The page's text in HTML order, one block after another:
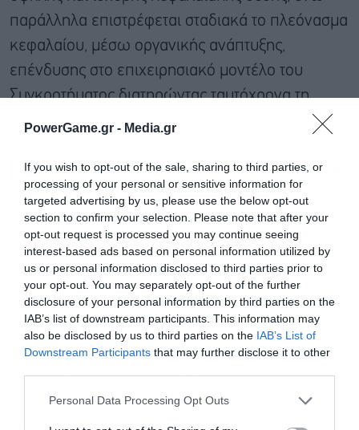
PowerGame.gr - Media.gr
If you wish to opt-out of the sale, sharing to third parties, or
processing of your personal or sensitive information for
targeted advertising by us, please use the below opt-out
section to confirm your selection. Please note that after your
opt-out request is processed you may continue seeing
interest-based ads based on personal information utilized by
us or personal information disclosed to third parties prior to
your opt-out. You may separately opt-out of the further
disclosure of your personal information by third parties on the
IAB’s list of downstream participants. This information may
also be disclosed by us to third parties on the IAB’s List of
Downstream Participants that may further disclose it to other
Personal Data Processing Opt Outs
παράλληλα επιστρέφεται σταδιακά το πλεόνασμα
κεφαλαίου, μέσω οργανικής ανάπτυξης,
επένδυσης στο επιχειρησιακό μοντέλο του
Συγκροτήματος διατηρώντας ταυτόχρονα τη
στρατηγική ευελιξία.
Τα έσοδα τόκων και προμηθειών
Η Διοίκηση της Τρ. Κύπρου είπε ότι τα καθαρά
έσοδα από τόκους για το α’ τρίμηνο 2026
ανήλθαν σε 181 εκατ. ευρώ, σε σύγκριση με
€186 εκατ. για το α’ τρίμηνο 2025 μειωμένα κατά
3% σε ετήσια βάση και με €183 εκατ. για το δ’
τρίμηνο 2025 , περίπου στα ίδια επίπεδα σε
τριμηνιαία βάση. Η ετήσια μεταβολή αφορά
κυρίως τη μείωση των επιτοκίων αναφοράς η
οποία αντισταθμίστηκε εν μέρει από τη
συνεχιζόμενη αύξηση των καταθέσεων και του
Εγγραφή στο
newsletter